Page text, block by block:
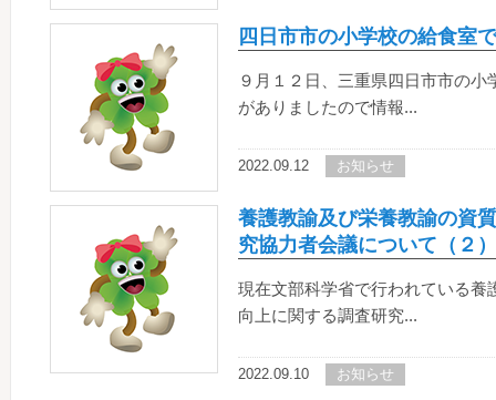
四日市市の小学校の給食室
９月１２日、三重県四日市市の
がありましたので情報...
2022.09.12 お知らせ
養護教諭及び栄養教諭の資
究協力者会議について（２）
現在文部科学省で行われている
向上に関する調査研究...
2022.09.10 お知らせ